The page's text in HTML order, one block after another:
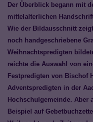
Der Überblick begann mit
mittelalterlichen
Wie der Bildausschnitt
noch handgeschriebene
Weihnachtspredigten
reichte die Auswahl von
Festpredigten von Bischof
Adventspredigten in der
Hochschulgemeinde. Aber
Beispiel auf